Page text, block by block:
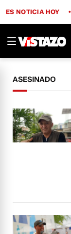
ES NOTICIA HOY
ASESINADO